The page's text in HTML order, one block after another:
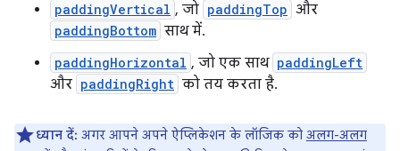
paddingVertical , जो paddingTop और
paddingBottom साथ में.
paddingHorizontal , जो एक साथ paddingLeft
और paddingRight को तय करता है.
ध्यान दें: अगर आपने अपने ऐप्लिकेशन के लॉजिक को अलग-अलग